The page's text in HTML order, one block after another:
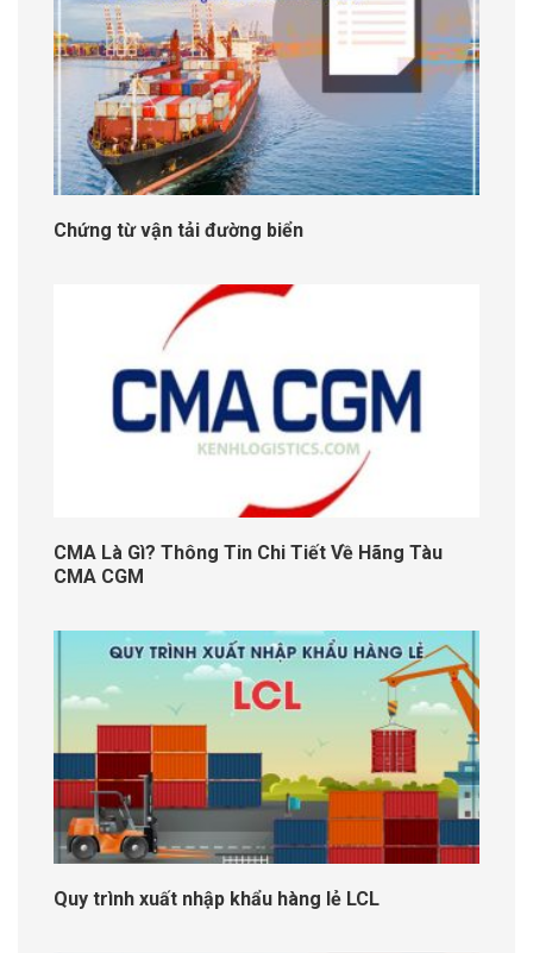
Chứng từ vận tải đường biển
CMA Là Gì? Thông Tin Chi Tiết Về Hãng Tàu
CMA CGM
Quy trình xuất nhập khẩu hàng lẻ LCL